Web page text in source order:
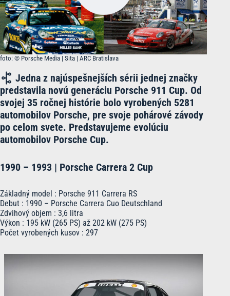
foto: © Porsche Media | Sita | ARC Bratislava
Jedna z najúspešnejších sérii jednej značky
predstavila novú generáciu Porsche 911 Cup. Od
svojej 35 ročnej histórie bolo vyrobených 5281
automobilov Porsche, pre svoje pohárové závody
po celom svete. Predstavujeme evolúciu
automobilov Porsche Cup.
1990 – 1993 | Porsche Carrera 2 Cup
Základný model : Porsche 911 Carrera RS
Debut : 1990 – Porsche Carrera Cuo Deutschland
Zdvihový objem : 3,6 litra
Výkon : 195 kW (265 PS) až 202 kW (275 PS)
Počet vyrobených kusov : 297